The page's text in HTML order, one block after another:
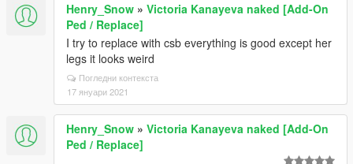
Henry_Snow » Victoria Kanayeva naked [Add-On
Ped / Replace]
I try to replace with csb everything is good except her
legs it looks weird
Погледни контекста
17 януари 2021
Henry_Snow » Victoria Kanayeva naked [Add-On
Ped / Replace]